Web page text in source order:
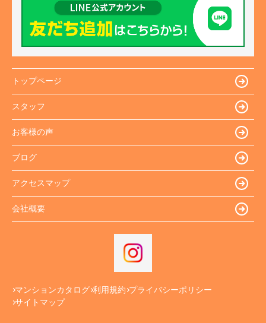
トップページ
スタッフ
お客様の声
ブログ
アクセスマップ
会社概要
マンションカタログ 利用規約 プライバシーポリシー
サイトマップ